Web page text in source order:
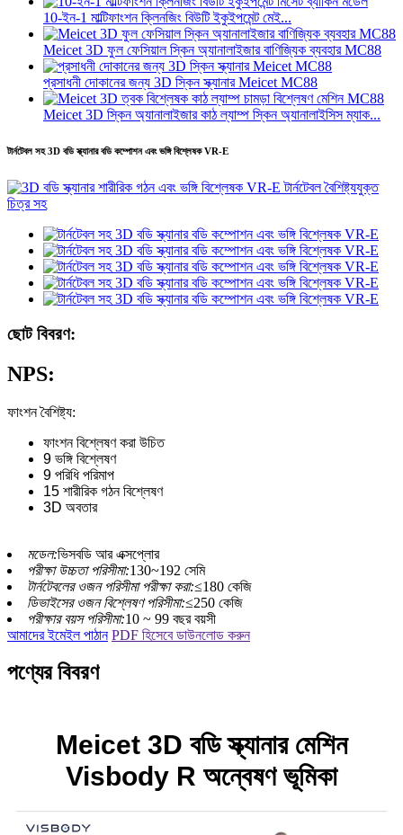
10-ইন-1 মাল্টিফাংশন ক্লিনজিং বিউটি ইকুইপমেন্ট মেই...
Meicet 3D ফুল ফেসিয়াল স্কিন অ্যানালাইজার বাণিজ্যিক ব্যবহার MC88
প্রসাধনী দোকানের জন্য 3D স্কিন স্ক্যানার Meicet MC88
Meicet 3D স্কিন অ্যানালাইজার কাঠ ল্যাম্প স্কিন অ্যানালাইসিস ম্যাক...
টার্নটেবল সহ 3D বডি স্ক্যানার বডি কম্পোশন এবং ভঙ্গি বিশ্লেষক VR-E
ছোট বিবরণ:
NPS:
ফাংশন বৈশিষ্ট্য:
ফাংশন বিশ্লেষণ করা উচিত
9 ভঙ্গি বিশ্লেষণ
9 পরিধি পরিমাপ
15 শারীরিক গঠন বিশ্লেষণ
3D অবতার
মডেল:ভিসবডি আর এক্সপ্লোর
পরীক্ষা উচ্চতা পরিসীমা:130~192 সেমি
টার্নটেবলের ওজন পরিসীমা পরীক্ষা করা:≤180 কেজি
ডিভাইসের ওজন বিশ্লেষণ পরিসীমা:≤250 কেজি
পরীক্ষার বয়স পরিসীমা:10 ~ 99 বছর বয়সী
আমাদের ইমেইল পাঠান PDF হিসেবে ডাউনলোড করুন
পণ্যের বিবরণ
Meicet 3D বডি স্ক্যানার মেশিন
Visbody R অন্বেষণ ভূমিকা